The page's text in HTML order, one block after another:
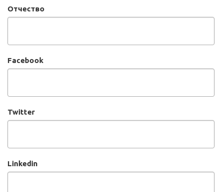
Отчество
Facebook
Twitter
Linkedin